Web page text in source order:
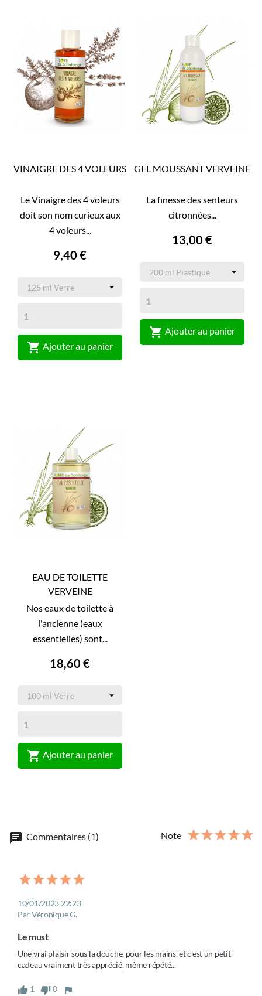
VINAIGRE DES 4 VOLEURS
Le Vinaigre des 4 voleurs
doit son nom curieux aux
4 voleurs...
9,40 €
 Ajouter au panier
GEL MOUSSANT VERVEINE
La finesse des senteurs
citronnées...
13,00 €
 Ajouter au panier
EAU DE TOILETTE
VERVEINE
Nos eaux de toilette à
l'ancienne (eaux
essentielles) sont...
18,60 €
 Ajouter au panier
chat Commentaires (1) Note
10/01/2023 22:23
Par Véronique G.
Le must
Une vrai plaisir sous la douche, pour les mains, et c'est un petit
cadeau vraiment très apprécié, même répété...
thumb_up 1 thumb_down0 flag